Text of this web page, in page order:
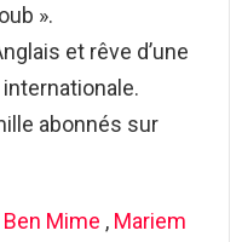
».
et rêve d’une
abonnés sur
Ben Mime , Mariem